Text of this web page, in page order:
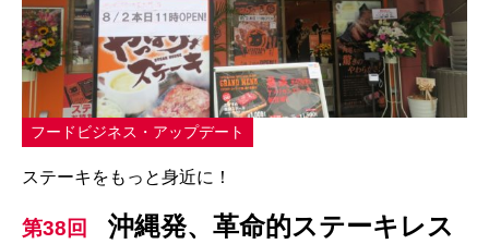
フードビジネス・アップデート
ステーキをもっと身近に！
第38回
沖縄発、革命的ステーキレス